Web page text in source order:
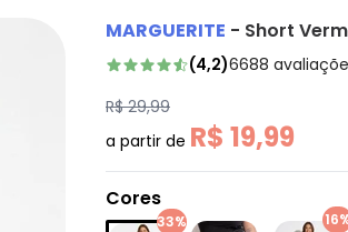
MARGUERITE - Short
(4,2)6688
R$ 29,99
a partir de R$ 19,99
Cores
33%